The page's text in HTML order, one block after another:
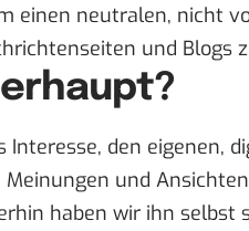
einen neutralen, nicht
und Blogs
den eigenen,
und
haben wir ihn selbst